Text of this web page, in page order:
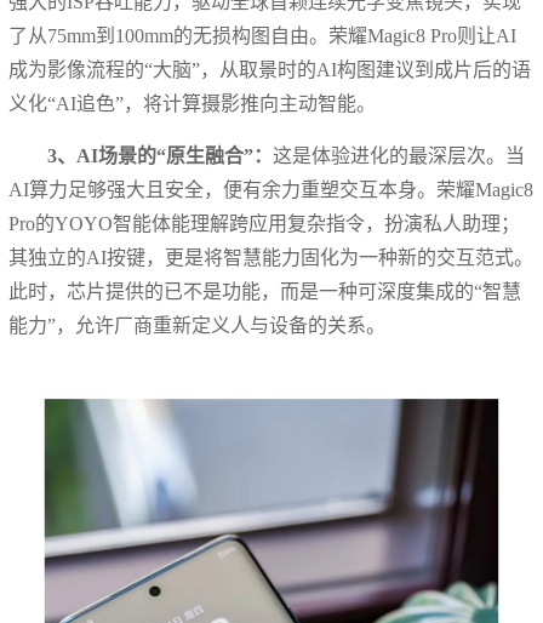
了从75mm到100mm的无损构图自由。荣耀Magic8 Pro则让AI
成为影像流程的“大脑”，从取景时的AI构图建议到成片后的语
义化“AI追色”，将计算摄影推向主动智能。
3、AI场景的“原生融合”：这是体验进化的最深层次。当
AI算力足够强大且安全，便有余力重塑交互本身。荣耀Magic8
Pro的YOYO智能体能理解跨应用复杂指令，扮演私人助理；
其独立的AI按键，更是将智慧能力固化为一种新的交互范式。
此时，芯片提供的已不是功能，而是一种可深度集成的“智慧
能力”，允许厂商重新定义人与设备的关系。